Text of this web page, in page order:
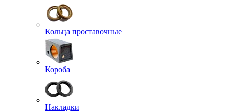
Кольца проставочные
Короба
Накладки